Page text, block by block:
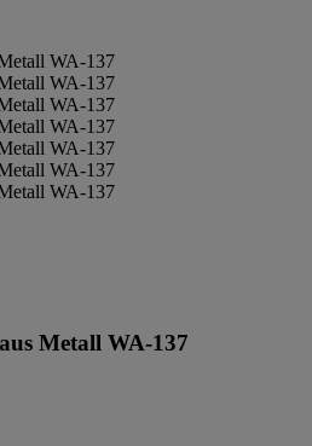
Metall WA-137